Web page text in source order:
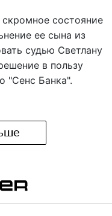
состояние
ее сына из
судью Светлану
в пользу
"Сенс Банка".